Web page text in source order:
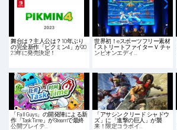
舞台は？主人公は？10年ぶり
の完全新作「ピクミン4」が20
23年に発売決定！
世界初！eスポーツフリー素材
｢ストリートファイターＶ チャ
ンピオンエディ…
「Fall Guys」の開発陣による新
作「Task Time」がSteamで最終
公開プレイテ…
「アサシン クリード シャドウ
ズ」に「進撃の巨人」が襲
来！限定コラボイ…